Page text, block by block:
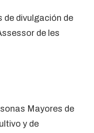
Mayores de
y de